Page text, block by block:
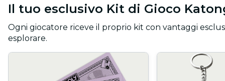
Il tuo esclusivo Kit di Gioco
Ogni giocatore riceve il proprio kit con vantaggi
esplorare.